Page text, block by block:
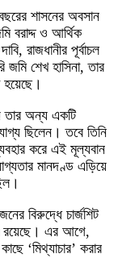
শাসনের অবসান
বরাদ্দ ও আর্থিক
রাজধানীর পূর্বাচল
শেখ হাসিনা, তার
হয়েছে।
তার অন্য একটি
ছিলেন। তবে তিনি
করে এই মূল্যবান
মানদণ্ড এড়িয়ে
বিরুদ্ধে চার্জশিট
রয়েছে। এর আগে,
‘মিথ্যাচার’ করার